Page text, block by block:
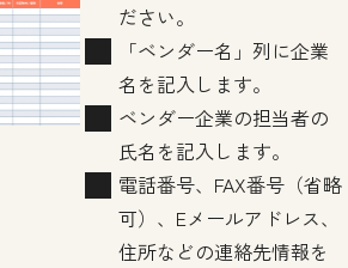
ださい。
「ベンダー名」列に企業
名を記入します。
ベンダー企業の担当者の
氏名を記入します。
電話番号、FAX番号（省略
可）、Eメールアドレス、
住所などの連絡先情報を